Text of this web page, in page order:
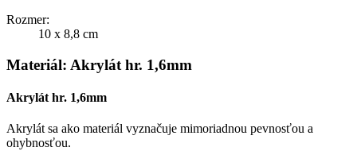
Rozmer:
10 x 8,8 cm
Materiál: Akrylát hr. 1,6mm
Akrylát hr. 1,6mm
Akrylát sa ako materiál vyznačuje mimoriadnou pevnosťou a
ohybnosťou.